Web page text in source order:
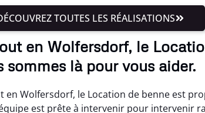
TOUTES LES RÉALISATIONS
en Wolfersdorf, le
sommes là pour vous aider.
en Wolfersdorf, le Location de benne est
est prête à intervenir pour intervenir